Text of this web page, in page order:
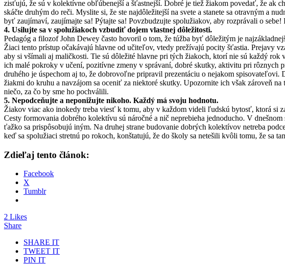
zisťujú, že sú v kolektívne obľúbenejší a šťastnejší. Dobré je tiež žiakom povedať, že ak
skáčte druhým do reči. Myslite si, že ste najdôležitejší na svete a stanete sa otravným a
byť zaujímaví, zaujímajte sa! Pýtajte sa! Povzbudzujte spolužiakov, aby rozprávali o
4. Usilujte sa v spolužiakoch vzbudiť dojem vlastnej dôležitosti.
Pedagóg a filozof John Dewey často hovoril o tom, že túžba byť dôležitým je
Žiaci tento prístup očakávajú hlavne od učiteľov, vtedy prežívajú pocity šťastia. Prejavy
aby si všímali aj maličkosti. Tie sú dôležité hlavne pri tých žiakoch, ktorí nie sú každý
ich malé pokroky v učení, pozitívne zmeny v správaní, dobré skutky, aktivitu pri
druhého je úspechom aj to, že dobrovoľne pripravil prezentáciu o nejakom
žiakmi do kruhu a navzájom sa oceniť za niektoré skutky. Upozornite ich však zároveň
niečo, za čo by sme ho pochválili.
5. Nepodceňujte a neponižujte nikoho. Každý má svoju hodnotu.
Žiakov viac ako inokedy treba viesť k tomu, aby v každom videli ľudskú bytosť, ktorá si
Cesty formovania dobrého kolektívu sú náročné a nič neprebieha jednoducho. V
ťažko sa prispôsobujú iným. Na druhej strane budovanie dobrých kolektívov netreba
keď sa spolužiaci stretnú po rokoch, konštatujú, že do školy sa netešili kvôli tomu, že sa
Zdieľaj tento článok:
Facebook
X
Tumblr
2 Likes
Share
SHARE IT
TWEET IT
PIN IT